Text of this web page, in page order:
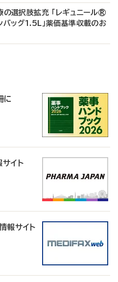
選択肢拡充 「レギュニール®
ッグ1.5L」薬価基準収載のお
に
イト
報サイト